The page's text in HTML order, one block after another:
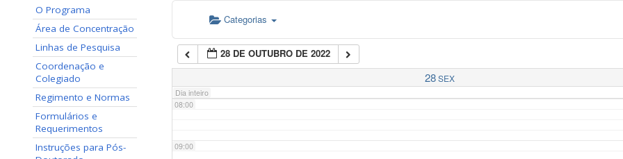
O Programa
Área de Concentração
Linhas de Pesquisa
Coordenação e
Colegiado
Regimento e Normas
Formulários e
Requerimentos
Instruções para Pós-
Categorias
28 DE OUTUBRO DE 2022
28 SEX
Dia inteiro
07:00
08:00
09:00